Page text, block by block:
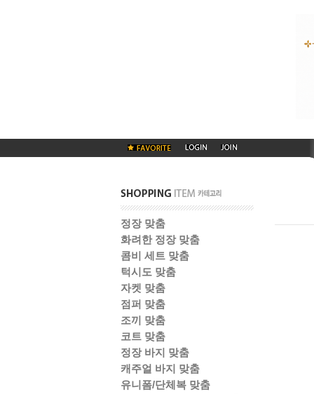
정장 맞춤
화려한 정장 맞춤
콤비 세트 맞춤
턱시도 맞춤
자켓 맞춤
점퍼 맞춤
조끼 맞춤
코트 맞춤
정장 바지 맞춤
캐주얼 바지 맞춤
유니폼/단체복 맞춤